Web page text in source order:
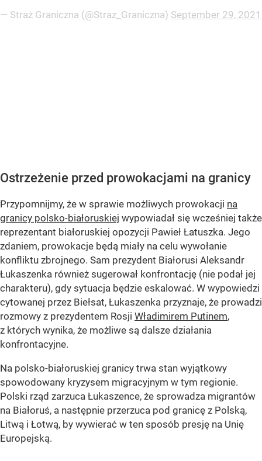
— Straż Graniczna (@Straz_Graniczna) September 29, 2021
Ostrzeżenie przed prowokacjami na granicy
Przypomnijmy, że w sprawie możliwych prowokacji na
granicy polsko-białoruskiej wypowiadał się wcześniej także
reprezentant białoruskiej opozycji Pawieł Łatuszka. Jego
zdaniem, prowokacje będą miały na celu wywołanie
konfliktu zbrojnego. Sam prezydent Białorusi Aleksandr
Łukaszenka również sugerował konfrontację (nie podał jej
charakteru), gdy sytuacja będzie eskalować. W wypowiedzi
cytowanej przez Biełsat, Łukaszenka przyznaje, że prowadzi
rozmowy z prezydentem Rosji Władimirem Putinem,
z których wynika, że możliwe są dalsze działania
konfrontacyjne.
Na polsko-białoruskiej granicy trwa stan wyjątkowy
spowodowany kryzysem migracyjnym w tym regionie.
Polski rząd zarzuca Łukaszence, że sprowadza migrantów
na Białoruś, a następnie przerzuca pod granicę z Polską,
Litwą i Łotwą, by wywierać w ten sposób presję na Unię
Europejską.